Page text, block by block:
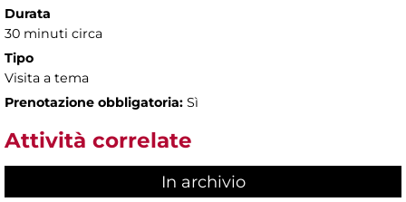
Durata
30 minuti circa
Tipo
Visita a tema
Prenotazione obbligatoria: Sì
Attività correlate
In archivio